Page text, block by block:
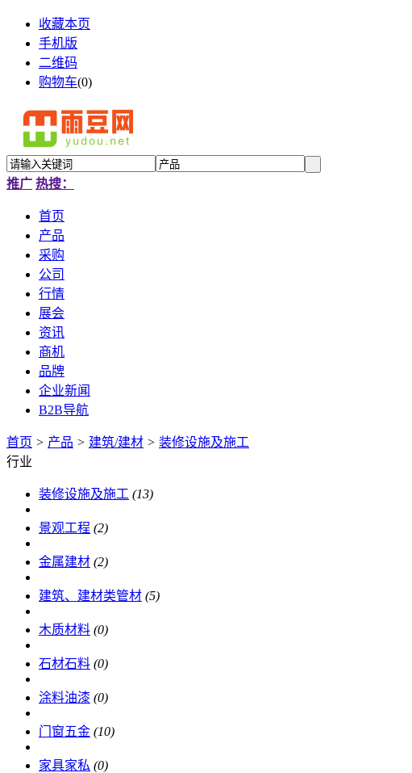
收藏本页
手机版
二维码
购物车(0)
推广 热搜：
首页
产品
采购
公司
行情
展会
资讯
商机
品牌
企业新闻
B2B导航
首页 > 产品 > 建筑/建材 > 装修设施及施工
行业
装修设施及施工 (13)
景观工程 (2)
金属建材 (2)
建筑、建材类管材 (5)
木质材料 (0)
石材石料 (0)
涂料油漆 (0)
门窗五金 (10)
家具家私 (0)